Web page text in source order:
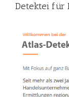
Detektei für